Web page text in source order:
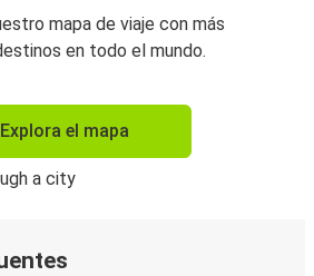
mapa de viaje con más
en todo el mundo.
Explora el mapa